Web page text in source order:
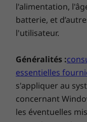
autonomie de
toute une
dans la nuit. De
vous permet de
une heure
qui vous
vous où vous
Restez en
Stations
Station d’accueil
Station d’accueil
Stations d’accueil vendues
Les caractéristiques et
les versions disponibles à
l'alimentation,
batterie, et
l'utilisateur.
Généralités :
essentielles
s'appliquer au
concernant
les éventuelles